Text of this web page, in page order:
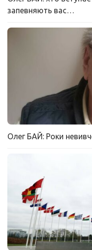
запевняють вас…
Олег БАЙ: Роки